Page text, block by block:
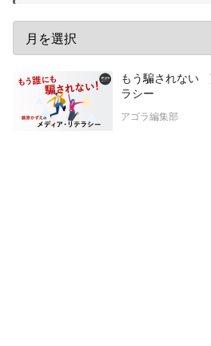
もう騙されない
ラシー
アゴラ編集部